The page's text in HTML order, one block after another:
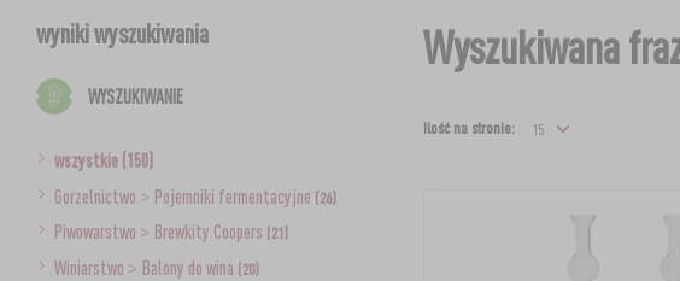
wyniki wyszukiwania
WYSZUKIWANIE
wszystkie (150)
Gorzelnictwo > Pojemniki fermentacyjne (26)
Piwowarstwo > Brewkity Coopers (21)
Winiarstwo > Balony do wina (20)
Wyszukiwana
Ilość na stronie: